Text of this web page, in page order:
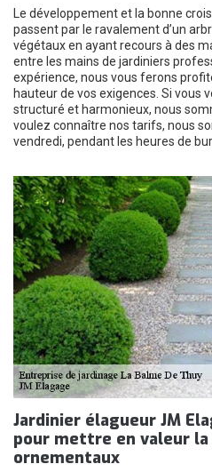
Le développement et la bonne
passent par le ravalement d’un
végétaux en ayant recours à des
entre les mains de jardiniers
expérience, nous vous ferons
hauteur de vos exigences. Si vous
structuré et harmonieux, nous
voulez connaître nos tarifs, nous
vendredi, pendant les heures de
Jardinier élagueur JM
pour mettre en valeur
ornementaux